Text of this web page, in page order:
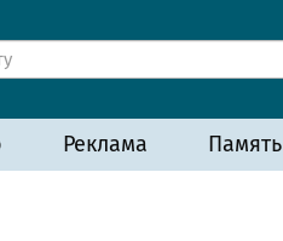
Реклама Память